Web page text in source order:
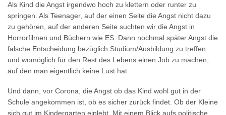
Als Kind die Angst irgendwo hoch zu klettern oder runter zu
springen. Als Teenager, auf der einen Seite die Angst nicht dazu
zu gehören, auf der anderen Seite suchten wir die Angst in
Horrorfilmen und Büchern wie ES. Dann nochmal später Angst die
falsche Entscheidung bezüglich Studium/Ausbildung zu treffen
und womöglich für den Rest des Lebens einen Job zu machen,
auf den man eigentlich keine Lust hat.
Und dann, vor Corona, die Angst ob das Kind wohl gut in der
Schule angekommen ist, ob es sicher zurück findet. Ob der Kleine
sich gut im Kindergarten einlebt. Mit einem Blick aufs politische